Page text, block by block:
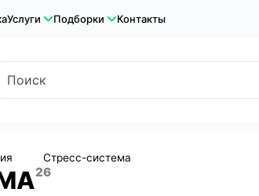
Услуги Подборки Контакты
Стресс-система
26